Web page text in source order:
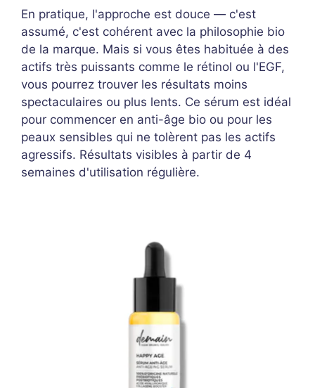
En pratique, l'approche est douce — c'est
assumé, c'est cohérent avec la philosophie bio
de la marque. Mais si vous êtes habituée à des
actifs très puissants comme le rétinol ou l'EGF,
vous pourrez trouver les résultats moins
spectaculaires ou plus lents. Ce sérum est idéal
pour commencer en anti-âge bio ou pour les
peaux sensibles qui ne tolèrent pas les actifs
agressifs. Résultats visibles à partir de 4
semaines d'utilisation régulière.